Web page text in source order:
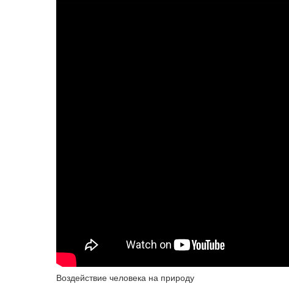
Воздействие человека на природу